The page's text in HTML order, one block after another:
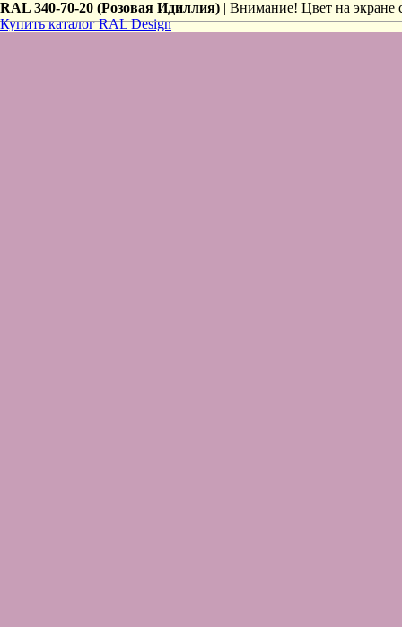
RAL 340-70-20 (Розовая Идиллия) | Внимание! Цвет на экране
Купить каталог RAL Design